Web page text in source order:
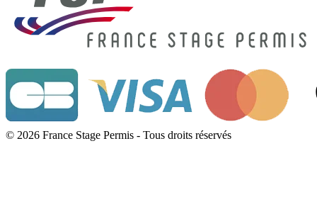
© 2026 France Stage Permis - Tous droits réservés